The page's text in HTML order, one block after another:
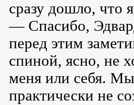
сразу дошло, что
— Спасибо,
перед этим
спиной, ясно, не
меня или себя.
практически не